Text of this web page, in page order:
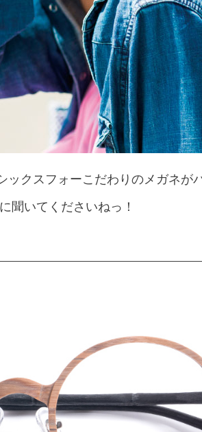
クスフォーこだわりのメガネが
聞いてくださいねっ！